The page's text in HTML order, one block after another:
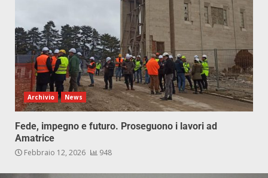
Archivio News
Fede, impegno e futuro. Proseguono i lavori ad
Amatrice
Febbraio 12, 2026 948